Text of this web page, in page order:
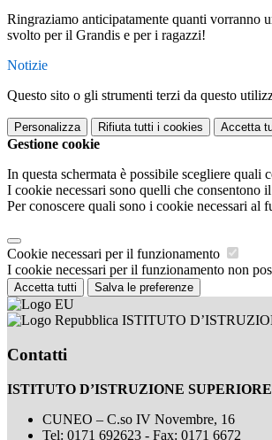
Ringraziamo anticipatamente quanti vorranno
svolto per il Grandis e per i ragazzi!
Notizie
Questo sito o gli strumenti terzi da questo
Personalizza Rifiuta tutti i cookies Accetta
Gestione cookie
In questa schermata è possibile scegliere quali
I cookie necessari sono quelli che consentono
Per conoscere quali sono i cookie necessari al
Cookie necessari per il funzionamento
I cookie necessari per il funzionamento non
Accetta tutti Salva le preferenze
ISTITUTO
Contatti
ISTITUTO D’ISTRUZIONE
CUNEO – C.so IV Novembre, 16
Tel: 0171 692623 - Fax: 0171 6672